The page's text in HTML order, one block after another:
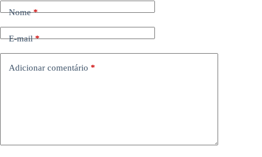
Nome*
E-mail*
Adicionar comentário *